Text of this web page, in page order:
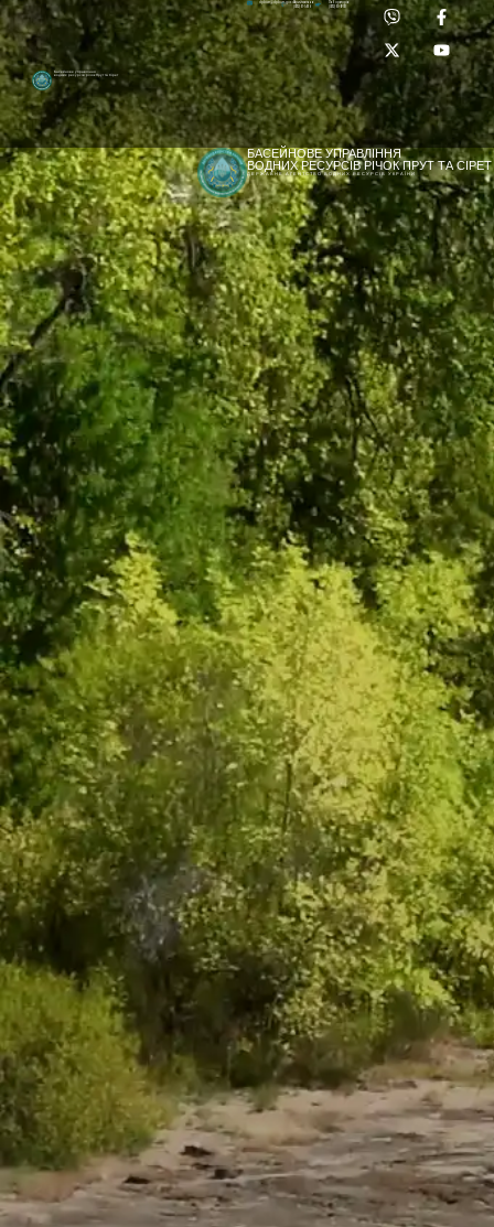
[newyear_garland]
Басейнове управління
водних ресурсів річок Прут та Сірет
Лабораторія:
(0372) 53-92-00
dpbuvr@dpbuvr.gov.uaПриймальня:
(0372) 51-14-56
БАСЕЙНОВЕ УПРАВЛІННЯ
ВОДНИХ РЕСУРСІВ РІЧОК ПРУТ ТА СІРЕТ
ДЕРЖАВНЕ АГЕНТСТВО ВОДНИХ РЕСУРСІВ УКРАЇНИ